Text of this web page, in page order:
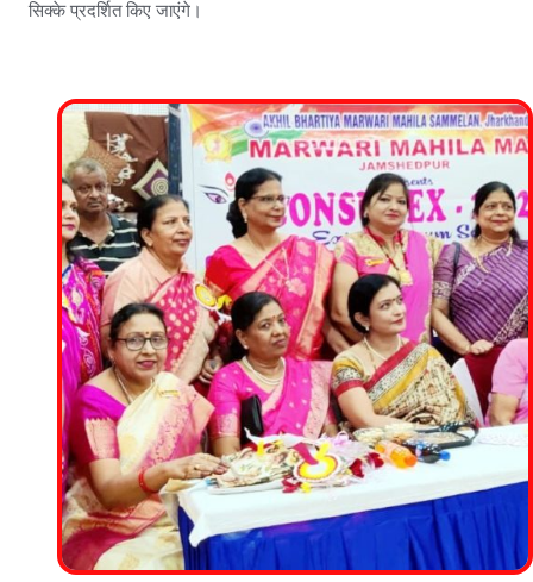
सिक्के प्रदर्शित किए जाएंगे।